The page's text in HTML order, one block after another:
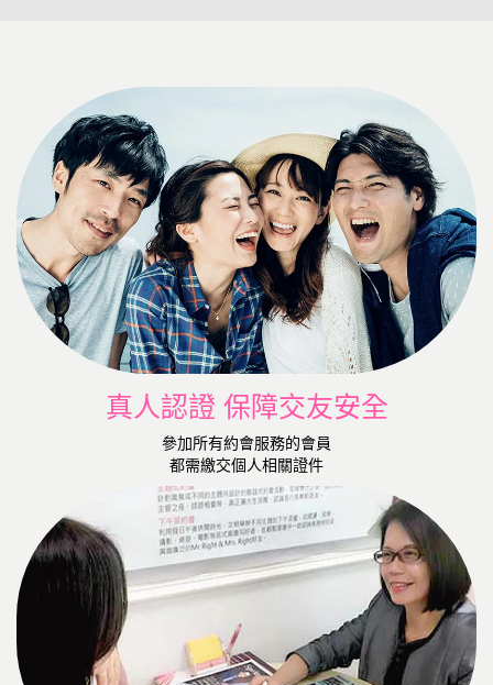
真人認證 保障交友安全
參加所有約會服務的會員
都需繳交個人相關證件